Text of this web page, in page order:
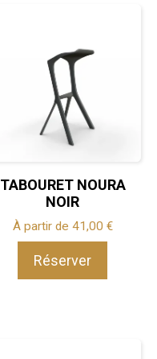
TABOURET NOURA
NOIR
À partir de 41,00 €
Réserver